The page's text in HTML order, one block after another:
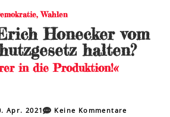
,Wahlen
Honecker vom
halten?
in die Produktion!«
Apr. 2021 Keine Kommentare